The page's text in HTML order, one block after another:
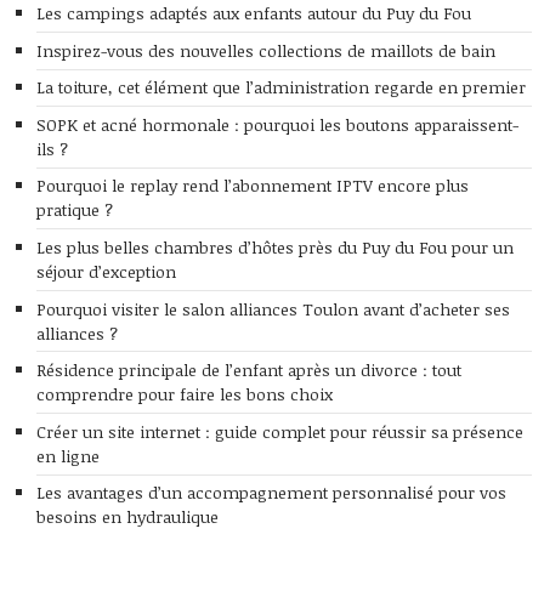
Les campings adaptés aux enfants autour du Puy du Fou
Inspirez-vous des nouvelles collections de maillots de bain
La toiture, cet élément que l’administration regarde en premier
SOPK et acné hormonale : pourquoi les boutons apparaissent-
ils ?
Pourquoi le replay rend l’abonnement IPTV encore plus
pratique ?
Les plus belles chambres d’hôtes près du Puy du Fou pour un
séjour d’exception
Pourquoi visiter le salon alliances Toulon avant d’acheter ses
alliances ?
Résidence principale de l’enfant après un divorce : tout
comprendre pour faire les bons choix
Créer un site internet : guide complet pour réussir sa présence
en ligne
Les avantages d’un accompagnement personnalisé pour vos
besoins en hydraulique